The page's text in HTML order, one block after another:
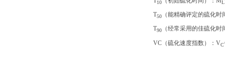
10 L
T50 （能精确评定的硫化时
T90 （经常采用的佳硫化时
VC（硫化速度指数）：VC